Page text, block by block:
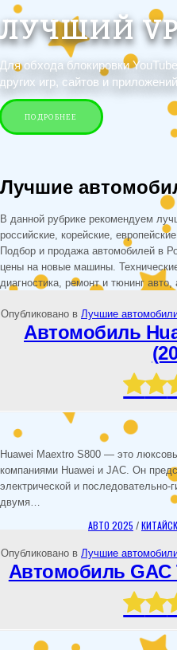
ЛУЧШИЙ
Для обхода блокировки
других игр, сайтов и
ПОДРОБНЕЕ
Лучшие
В данной рубрике рекомендуем
российские, корейские,
Подбор и продажа автомобилей в
цены на новые машины.
диагностика, ремонт и тюнинг
Опубликовано в Лучшие
Автомобиль
Huawei Maextro S800 — это
компаниями Huawei и JAC. Он
электрической и
двумя…
АВТО 2025 /
Опубликовано в Лучшие
Автомобиль GAC